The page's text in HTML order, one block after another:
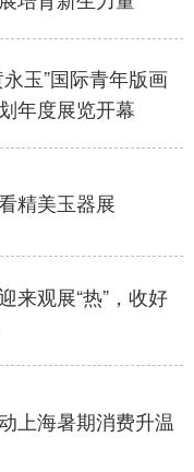
江
語 한국어
玉”国际青年版画
年度展览开幕
精美玉器展
来观展“热”，收好
上海暑期消费升温